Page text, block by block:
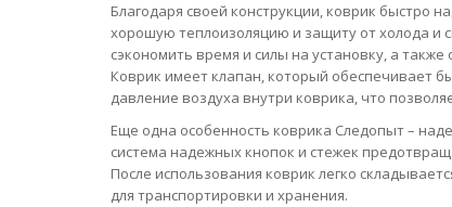
Благодаря своей конструкции, коврик быстро
хорошую теплоизоляцию и защиту от холода и
сэкономить время и силы на установку, а
Коврик имеет клапан, который обеспечивает
давление воздуха внутри коврика, что
Еще одна особенность коврика Следопыт –
система надежных кнопок и стежек
После использования коврик легко
для транспортировки и хранения.